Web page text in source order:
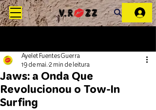
Jaws: a Onda Que
Revolucionou o Tow-In
Surfing
Ayelet Fuentes Guerra
19 de mai.2 min de leitura